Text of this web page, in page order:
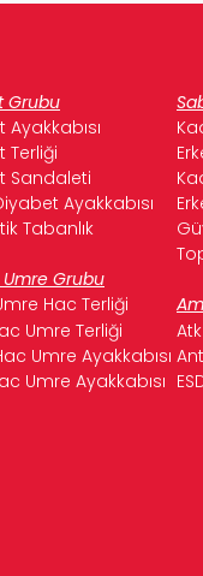
Grubu
Terliği
Sandaleti
Ayakkabısı
Tabanlık
Grubu
Hac Terliği
Umre Terliği
Umre Ayakkabısı
Umre Ayakkabısı